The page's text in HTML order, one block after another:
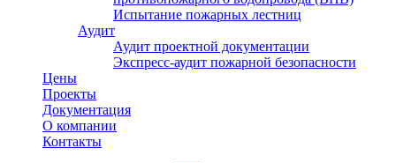
Испытание пожарных лестниц
Аудит
Аудит проектной документации
Экспресс-аудит пожарной безопасности
Цены
Проекты
Документация
О компании
Контакты